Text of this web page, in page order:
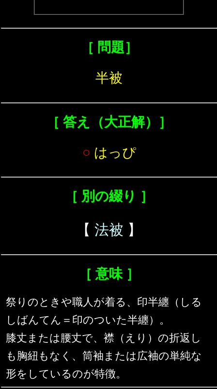
［ 問題］
半被
［ 答え（大正解）］
○ はっぴ
［ 別の綴り ］
【 法被 】
［ 意味 ］
祭りのときや職人が着る、印半纏（しる
しばんてん＝印のついた半纏）。
膝丈または腰丈で、襟（えり）の折返し
も胸紐もなく、筒袖または広袖の単純な
形をしているのが特徴。